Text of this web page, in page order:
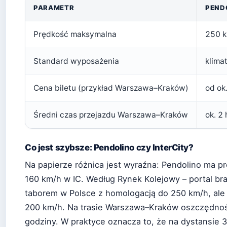
PARAMETR
Prędkość maksymalna 250
Standard wyposażenia
Cena biletu (przykład Warszawa–Kraków) od
Średni czas przejazdu Warszawa–Kraków ok. 2
Co jest szybsze: Pendolino czy InterCity?
Na papierze różnica jest wyraźna: Pendolino ma
160 km/h w IC. Według Rynek Kolejowy – portal
taborem w Polsce z homologacją do 250 km/h,
200 km/h. Na trasie Warszawa–Kraków
godziny. W praktyce oznacza to, że na dystansie